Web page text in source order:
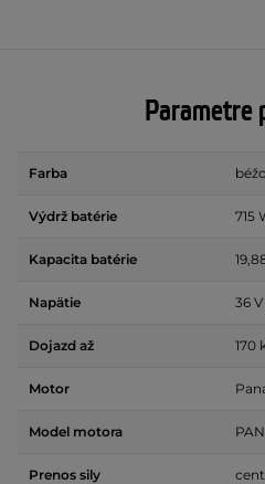
Parametre
Farba
Výdrž batérie 715
Kapacita batérie
Napätie 36 V
Dojazd až 170
Motor
Model motora
Prenos sily